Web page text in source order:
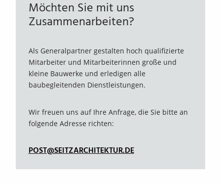
Möchten Sie mit uns
Zusammenarbeiten?
Als Generalpartner gestalten hoch qualifizierte
Mitarbeiter und Mitarbeiterinnen große und
kleine Bauwerke und erledigen alle
baubegleitenden Dienstleistungen.
Wir freuen uns auf Ihre Anfrage, die Sie bitte an
folgende Adresse richten:
POST@SEITZARCHITEKTUR.DE